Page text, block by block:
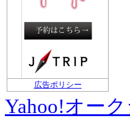
広告ポリシー
Yahoo!オー